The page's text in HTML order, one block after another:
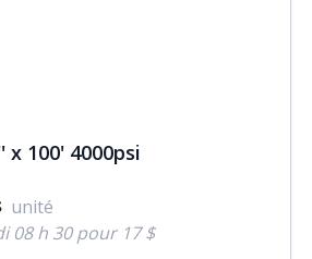
100' 4000psi
unité
08 h 30 pour 17 $